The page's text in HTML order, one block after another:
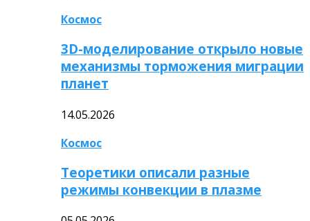
Космос
3D-моделирование открыло новые
механизмы торможения миграции
планет
14.05.2026
Космос
Теоретики описали разные
режимы конвекции в плазме